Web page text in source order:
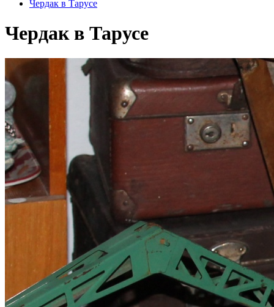
Чердак в Тарусе
Чердак в Тарусе